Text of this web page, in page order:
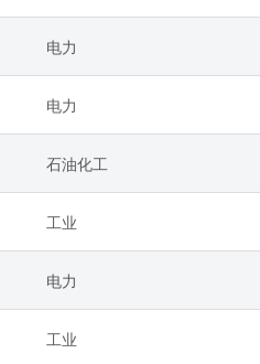
电力
电力
石油化工
工业
电力
工业